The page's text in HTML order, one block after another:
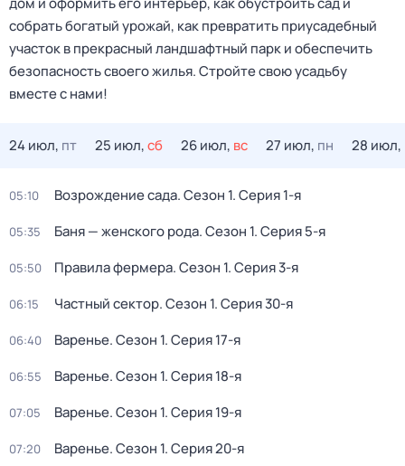
собрать богатый урожай, как превратить приусадебный
участок в прекрасный ландшафтный парк и обеспечить
безопасность своего жилья. Cтройте свою усадьбу
вместе с нами!
24 июл, пт 25 июл,сб 26 июл, вс 27 июл, пн 28 июл,
05:10 Возрождение сада. Сезон 1. Серия 1-я
05:35 Баня — женского рода. Сезон 1. Серия 5-я
05:50 Правила фермера. Сезон 1. Серия 3-я
06:15 Частный сектор. Сезон 1. Серия 30-я
06:40 Варенье. Сезон 1. Серия 17-я
06:55 Варенье. Сезон 1. Серия 18-я
07:05 Варенье. Сезон 1. Серия 19-я
07:20 Варенье. Сезон 1. Серия 20-я